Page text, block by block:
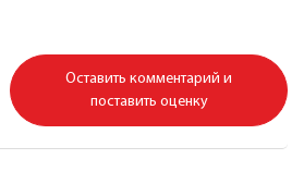
Оставить комментарий и
поставить оценку